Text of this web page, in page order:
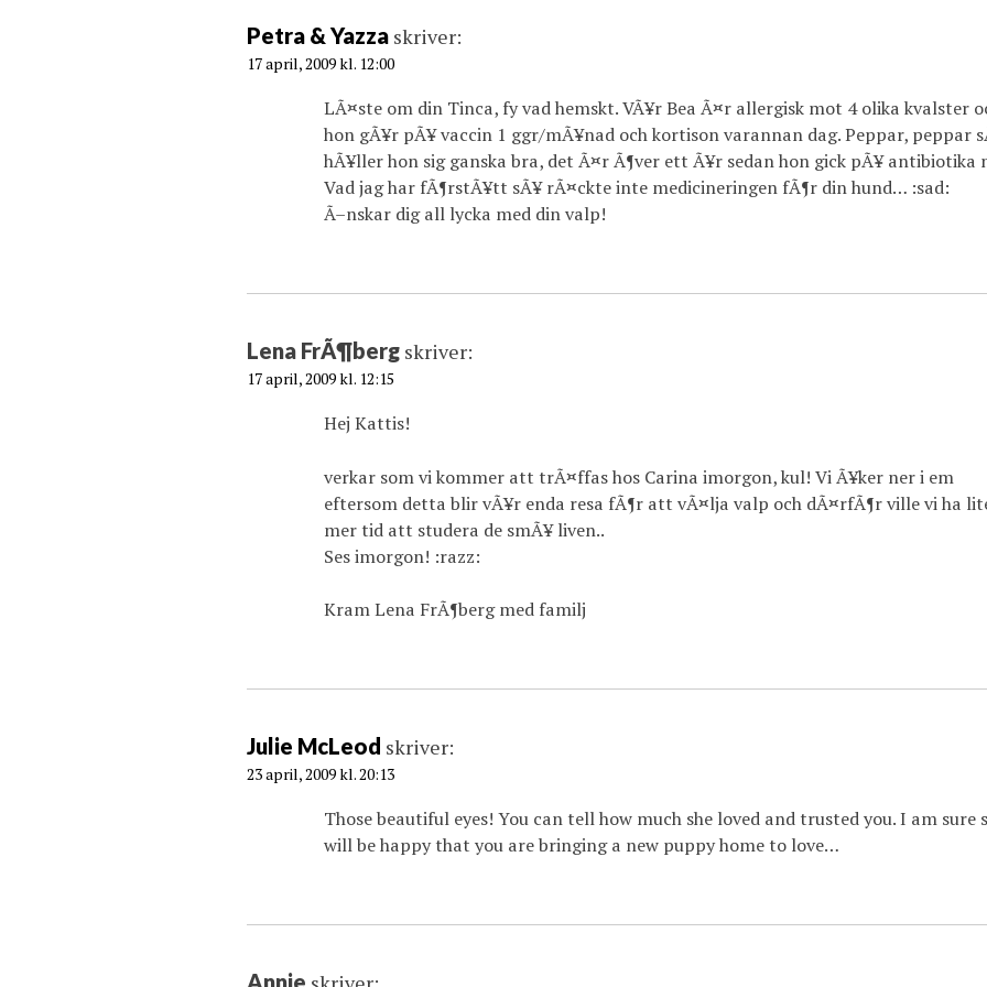
Petra & Yazza skriver:
17 april, 2009 kl. 12:00
LÃ¤ste om din Tinca, fy vad hemskt. VÃ¥r Bea Ã¤r allergisk mot 4 olika kvalster
hon gÃ¥r pÃ¥ vaccin 1 ggr/mÃ¥nad och kortison varannan dag. Peppar, peppar
hÃ¥ller hon sig ganska bra, det Ã¤r Ã¶ver ett Ã¥r sedan hon gick pÃ¥ antibiotika
Vad jag har fÃ¶rstÃ¥tt sÃ¥ rÃ¤ckte inte medicineringen fÃ¶r din hund… :sad:
Ã–nskar dig all lycka med din valp!
Lena FrÃ¶berg skriver:
17 april, 2009 kl. 12:15
Hej Kattis!
verkar som vi kommer att trÃ¤ffas hos Carina imorgon, kul! Vi Ã¥ker ner i em
eftersom detta blir vÃ¥r enda resa fÃ¶r att vÃ¤lja valp och dÃ¤rfÃ¶r ville vi ha
mer tid att studera de smÃ¥ liven..
Ses imorgon! :razz:
Kram Lena FrÃ¶berg med familj
Julie McLeod skriver:
23 april, 2009 kl. 20:13
Those beautiful eyes! You can tell how much she loved and trusted you. I am sure
will be happy that you are bringing a new puppy home to love…